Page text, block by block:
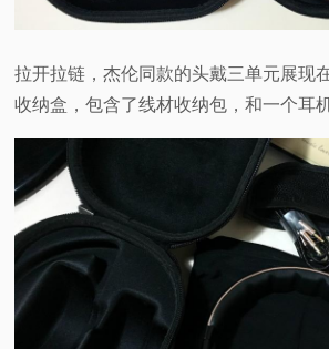
拉开拉链，杰伦同款的头戴三单元展现
收纳盒，包含了线材收纳包，和一个耳